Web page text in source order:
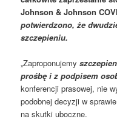
Johnson & Johnson
potwierdzono, że
szczepieniu.
„Zaproponujemy
prośbę i z podpisem
konferencji prasowej, nie
podobnej decyzji w
na skutki uboczne.